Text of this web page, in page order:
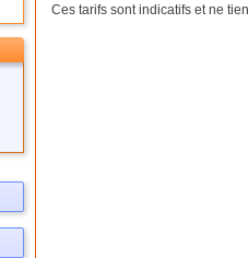
Ces tarifs sont indicatifs et ne